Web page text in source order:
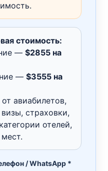
стоимость:
— $2855 на
— $3555 на
авиабилетов,
страховки,
отелей,
/ WhatsApp *